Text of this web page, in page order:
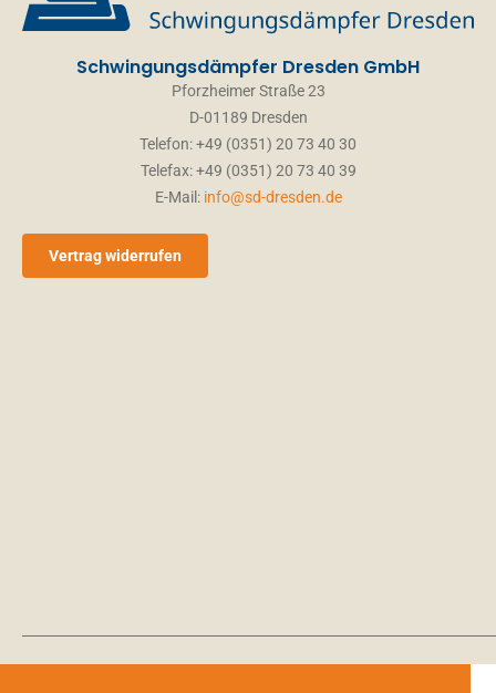
Schwingungsdämpfer Dresden GmbH
Pforzheimer Straße 23
D-01189 Dresden
Telefon: +49 (0351) 20 73 40 30
Telefax: +49 (0351) 20 73 40 39
E-Mail: info@sd-dresden.de
Vertrag widerrufen